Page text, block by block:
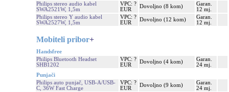
Philips stereo audio kabel
SWA2521W, 1,5m
VPC: ?
EUR
Dovoljno (8 kom)
Garan.
12 mj.
Philips stereo Y audio kabel
SWA2527W, 1,5m
VPC: ?
EUR
Dovoljno (12 kom)
Garan.
12 mj.
Mobiteli pribor+
Handsfree
Philips Bluetooth Headset
SHB1202
VPC: ?
EUR
Dovoljno (4 kom)
Garan.
24 mj.
Punjači
Philips auto punjač, USB-A/USB-
C, 36W Fast Charge
VPC: ?
EUR
Dovoljno (9 kom)
Garan.
24 mj.